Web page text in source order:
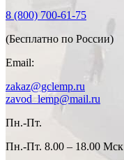
8 (800) 700-61-75
(Бесплатно по России)
Email:
zakaz@gclemp.ru
zavod_lemp@mail.ru
Пн.-Пт.
Пн.-Пт. 8.00 – 18.00 Мск